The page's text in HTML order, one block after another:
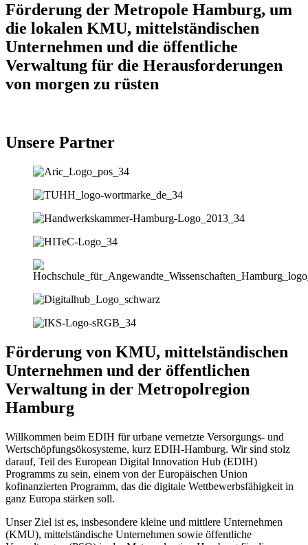
Förderung der Metropole Hamburg, um
die lokalen KMU, mittelständischen
Unternehmen und die öffentliche
Verwaltung für die Herausforderungen
von morgen zu rüsten
Unsere Partner
Förderung von KMU, mittelständischen
Unternehmen und der öffentlichen
Verwaltung in der Metropolregion
Hamburg
Willkommen beim EDIH für urbane vernetzte Versorgungs- und
Wertschöpfungsökosysteme, kurz EDIH-Hamburg. Wir sind stolz
darauf, Teil des European Digital Innovation Hub (EDIH)
Programms zu sein, einem von der Europäischen Union
kofinanzierten Programm, das die digitale Wettbewerbsfähigkeit in
ganz Europa stärken soll.
Unser Ziel ist es, insbesondere kleine und mittlere Unternehmen
(KMU), mittelständische Unternehmen sowie öffentliche